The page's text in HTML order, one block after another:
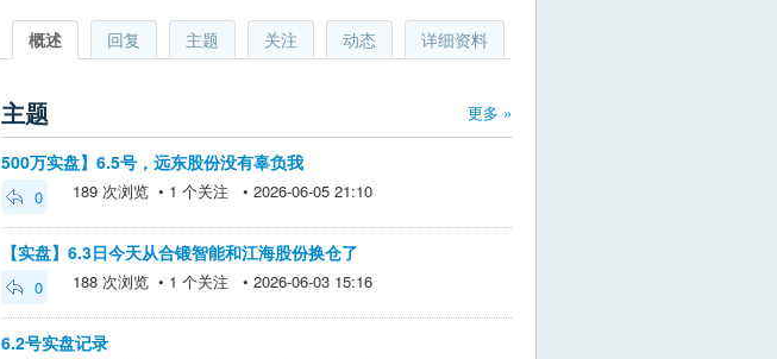
详细资料
动态
关注
主题
回复
概述
更多 »
主题
500万实盘】6.5号，远东股份没有辜负我
0 189 次浏览 • 1 个关注 • 2026-06-05 21:10
【实盘】6.3日今天从合锻智能和江海股份换仓了
0 188 次浏览 • 1 个关注 • 2026-06-03 15:16
6.2号实盘记录